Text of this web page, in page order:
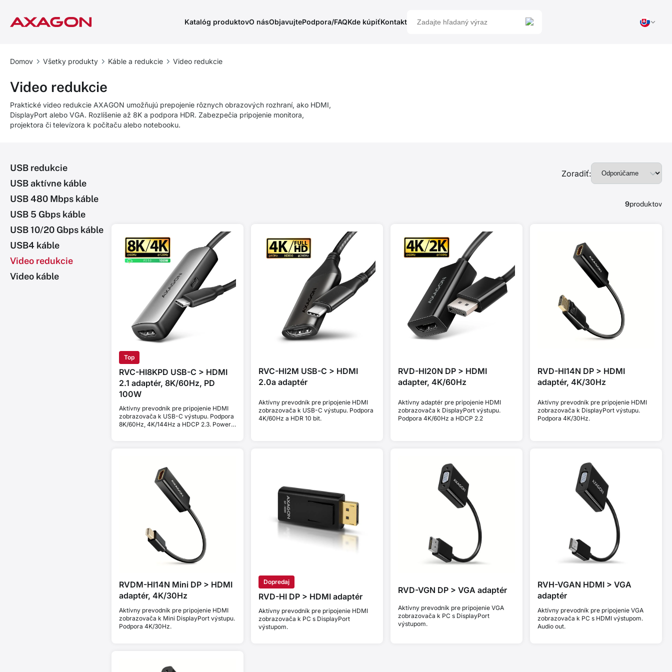
Katalóg produktovO násObjavujtePodpora/FAQKde kúpiťKontakt
Domov Všetky produkty Káble a redukcie Video redukcie
Video redukcie
Praktické video redukcie AXAGON umožňujú prepojenie rôznych obrazových rozhraní, ako HDMI,
DisplayPort alebo VGA. Rozlíšenie až 8K a podpora HDR. Zabezpečia pripojenie monitora,
projektora či televízora k počítaču alebo notebooku.
USB redukcie
USB aktívne káble
USB 480 Mbps káble
USB 5 Gbps káble
USB 10/20 Gbps káble
USB4 káble
Video redukcie
Video káble
Zoradiť:
9produktov
Top
RVC-HI8KPD USB-C > HDMI
2.1 adaptér, 8K/60Hz, PD
100W
Aktívny prevodník pre pripojenie HDMI
zobrazovača k USB-C výstupu. Podpora
8K/60Hz, 4K/144Hz a HDCP 2.3. Power
RVC-HI2M USB-C > HDMI
2.0a adaptér
Aktívny prevodník pre pripojenie HDMI
zobrazovača k USB-C výstupu. Podpora
4K/60Hz a HDR 10 bit.
RVD-HI20N DP > HDMI
adapter, 4K/60Hz
Aktívny adaptér pre pripojenie HDMI
zobrazovača k DisplayPort výstupu.
Podpora 4K/60Hz a HDCP 2.2
RVD-HI14N DP > HDMI
adaptér, 4K/30Hz
Aktívny prevodník pre pripojenie HDMI
zobrazovača k DisplayPort výstupu.
Podpora 4K/30Hz.
RVDM-HI14N Mini DP > HDMI
adaptér, 4K/30Hz
Aktívny prevodník pre pripojenie HDMI
zobrazovača k Mini DisplayPort výstupu.
Podpora 4K/30Hz.
Dopredaj
RVD-HI DP > HDMI adaptér
Aktívny prevodník pre pripojenie HDMI
zobrazovača k PC s DisplayPort
výstupom.
RVD-VGN DP > VGA adaptér
Aktívny prevodník pre pripojenie VGA
zobrazovača k PC s DisplayPort
výstupom.
RVH-VGAN HDMI > VGA
adaptér
Aktívny prevodník pre pripojenie VGA
zobrazovača k PC s HDMI výstupom.
Audio out.